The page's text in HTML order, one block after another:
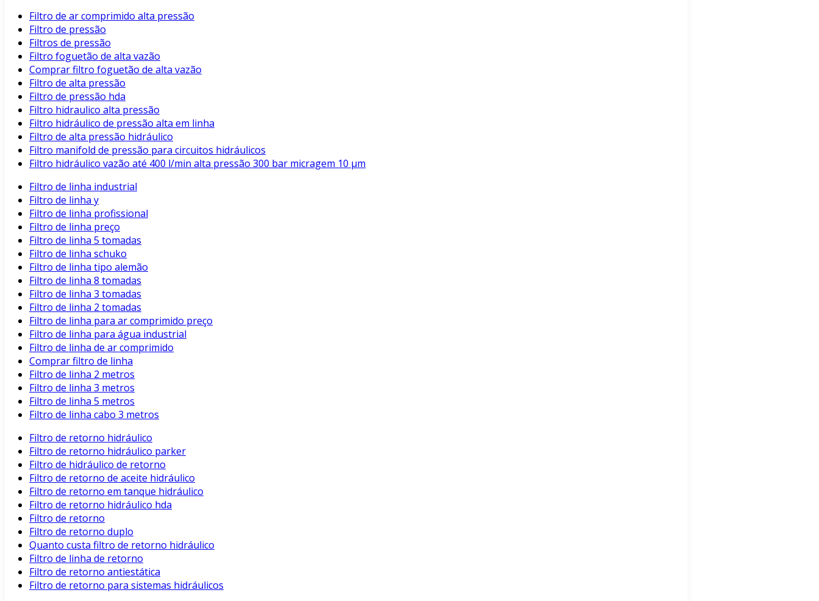
Filtro de ar comprimido alta pressão
Filtro de pressão
Filtros de pressão
Filtro foguetão de alta vazão
Comprar filtro foguetão de alta vazão
Filtro de alta pressão
Filtro de pressão hda
Filtro hidraulico alta pressão
Filtro hidráulico de pressão alta em linha
Filtro de alta pressão hidráulico
Filtro manifold de pressão para circuitos hidráulicos
Filtro hidráulico vazão até 400 l/min alta pressão 300 bar micragem 10 μm
Filtro de linha industrial
Filtro de linha y
Filtro de linha profissional
Filtro de linha preço
Filtro de linha 5 tomadas
Filtro de linha schuko
Filtro de linha tipo alemão
Filtro de linha 8 tomadas
Filtro de linha 3 tomadas
Filtro de linha 2 tomadas
Filtro de linha para ar comprimido preço
Filtro de linha para água industrial
Filtro de linha de ar comprimido
Comprar filtro de linha
Filtro de linha 2 metros
Filtro de linha 3 metros
Filtro de linha 5 metros
Filtro de linha cabo 3 metros
Filtro de retorno hidráulico
Filtro de retorno hidráulico parker
Filtro de hidráulico de retorno
Filtro de retorno de aceite hidráulico
Filtro de retorno em tanque hidráulico
Filtro de retorno hidráulico hda
Filtro de retorno
Filtro de retorno duplo
Quanto custa filtro de retorno hidráulico
Filtro de linha de retorno
Filtro de retorno antiestática
Filtro de retorno para sistemas hidráulicos